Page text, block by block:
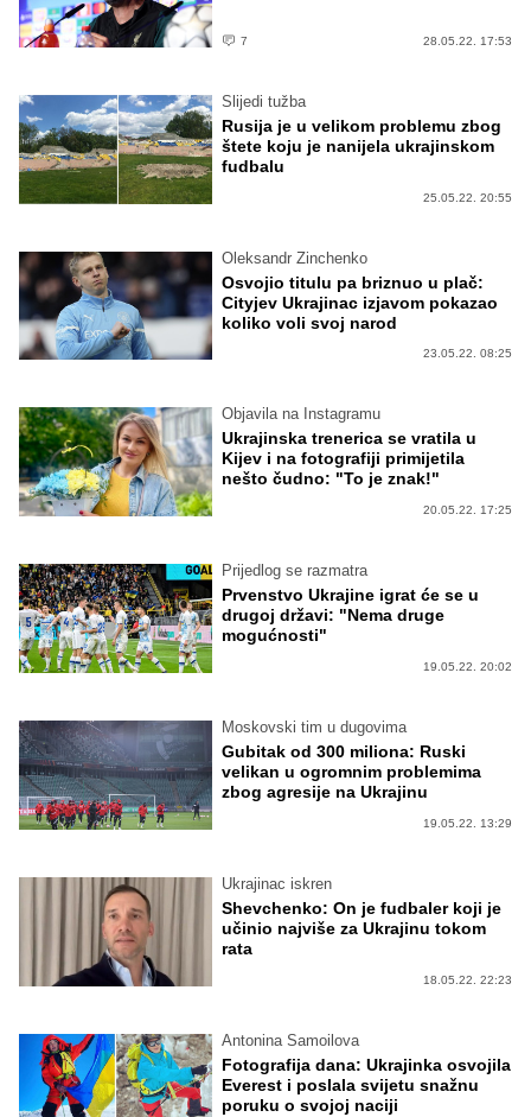
7 28.05.22. 17:53
Slijedi tužba
Rusija je u velikom problemu zbog
štete koju je nanijela ukrajinskom
fudbalu
25.05.22. 20:55
Oleksandr Zinchenko
Osvojio titulu pa briznuo u plač:
Cityjev Ukrajinac izjavom pokazao
koliko voli svoj narod
23.05.22. 08:25
Objavila na Instagramu
Ukrajinska trenerica se vratila u
Kijev i na fotografiji primijetila
nešto čudno: "To je znak!"
20.05.22. 17:25
Prijedlog se razmatra
Prvenstvo Ukrajine igrat će se u
drugoj državi: "Nema druge
mogućnosti"
19.05.22. 20:02
Moskovski tim u dugovima
Gubitak od 300 miliona: Ruski
velikan u ogromnim problemima
zbog agresije na Ukrajinu
19.05.22. 13:29
Ukrajinac iskren
Shevchenko: On je fudbaler koji je
učinio najviše za Ukrajinu tokom
rata
18.05.22. 22:23
Antonina Samoilova
Fotografija dana: Ukrajinka osvojila
Everest i poslala svijetu snažnu
poruku o svojoj naciji